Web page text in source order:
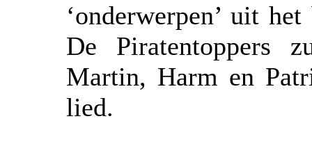
‘onderwerpen’ uit
De Piratentoppers
Martin, Harm en
lied.